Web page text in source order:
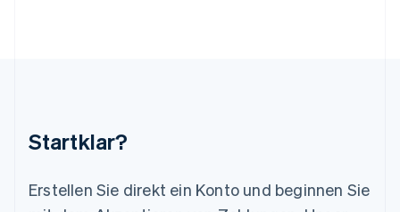
Startklar?
Erstellen Sie direkt ein Konto und beginnen Sie
Mexiko
English